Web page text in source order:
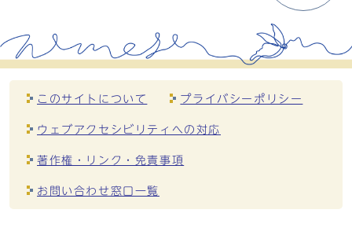
このサイトについて プライバシーポリシー
ウェブアクセシビリティへの対応
著作権・リンク・免責事項
お問い合わせ窓口一覧